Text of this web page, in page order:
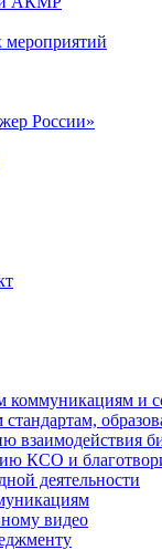
мероприятий
России»
коммуникациям и
взаимодействия
КСО и
деятельности
видео